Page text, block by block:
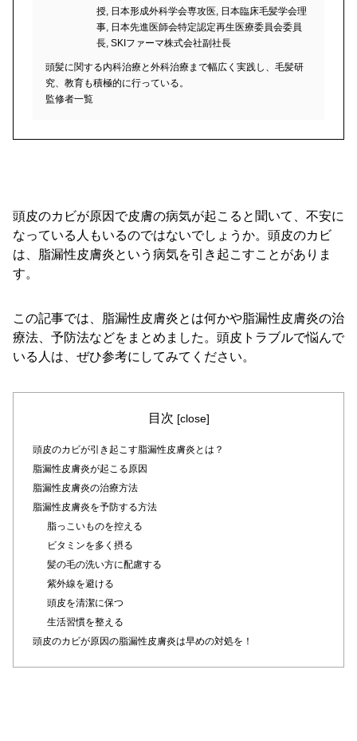
授, 日本形成外科学会専攻医, 日本臨床毛髪学会理
事, 日本先進医師会特定認定再生医療委員会委員
長, SKIファーマ株式会社副社長
頭髪に関する内科治療と外科治療まで幅広く実践し、毛髪研
究、教育も積極的に行っている。
監修者一覧
頭皮のカビが原因で皮膚の病気が起こると聞いて、不安に
なっている人もいるのではないでしょうか。頭皮のカビ
は、脂漏性皮膚炎という病気を引き起こすことがありま
す。
この記事では、脂漏性皮膚炎とは何かや脂漏性皮膚炎の治
療法、予防法などをまとめました。頭皮トラブルで悩んで
いる人は、ぜひ参考にしてみてください。
目次 [close]
頭皮のカビが引き起こす脂漏性皮膚炎とは？
脂漏性皮膚炎が起こる原因
脂漏性皮膚炎の治療方法
脂漏性皮膚炎を予防する方法
脂っこいものを控える
ビタミンを多く摂る
髪の毛の洗い方に配慮する
紫外線を避ける
頭皮を清潔に保つ
生活習慣を整える
頭皮のカビが原因の脂漏性皮膚炎は早めの対処を！